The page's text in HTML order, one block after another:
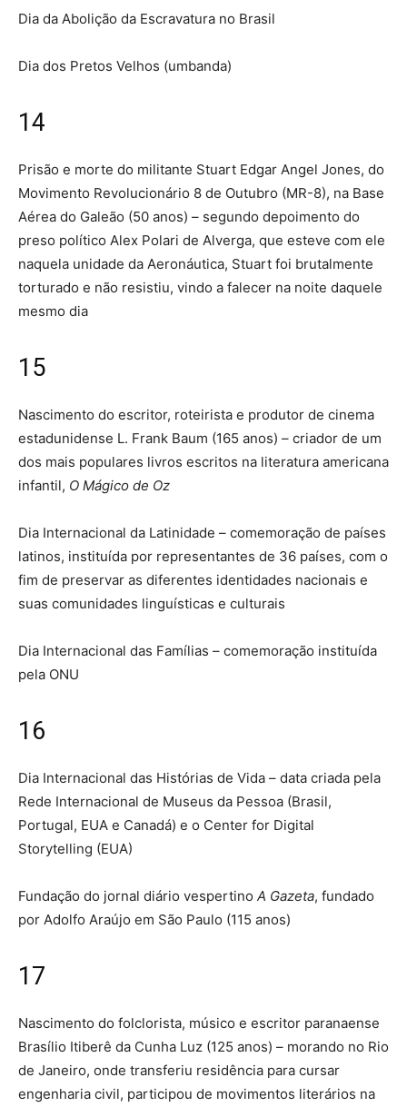
Dia da Abolição da Escravatura no Brasil
Dia dos Pretos Velhos (umbanda)
14
Prisão e morte do militante Stuart Edgar Angel Jones, do
Movimento Revolucionário 8 de Outubro (MR-8), na Base
Aérea do Galeão (50 anos) – segundo depoimento do
preso político Alex Polari de Alverga, que esteve com ele
naquela unidade da Aeronáutica, Stuart foi brutalmente
torturado e não resistiu, vindo a falecer na noite daquele
mesmo dia
15
Nascimento do escritor, roteirista e produtor de cinema
estadunidense L. Frank Baum (165 anos) – criador de um
dos mais populares livros escritos na literatura americana
infantil, O Mágico de Oz
Dia Internacional da Latinidade – comemoração de países
latinos, instituída por representantes de 36 países, com o
fim de preservar as diferentes identidades nacionais e
suas comunidades linguísticas e culturais
Dia Internacional das Famílias – comemoração instituída
pela ONU
16
Dia Internacional das Histórias de Vida – data criada pela
Rede Internacional de Museus da Pessoa (Brasil,
Portugal, EUA e Canadá) e o Center for Digital
Storytelling (EUA)
Fundação do jornal diário vespertino A Gazeta, fundado
por Adolfo Araújo em São Paulo (115 anos)
17
Nascimento do folclorista, músico e escritor paranaense
Brasílio Itiberê da Cunha Luz (125 anos) – morando no Rio
de Janeiro, onde transferiu residência para cursar
engenharia civil, participou de movimentos literários na